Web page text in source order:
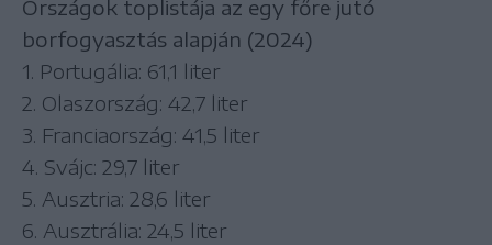
Országok toplistája az egy főre jutó
borfogyasztás alapján (2024)
1. Portugália: 61,1 liter
2. Olaszország: 42,7 liter
3. Franciaország: 41,5 liter
4. Svájc: 29,7 liter
5. Ausztria: 28,6 liter
6. Ausztrália: 24,5 liter